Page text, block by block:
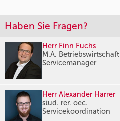
Haben Sie Fragen?
Herr Finn Fuchs
M.A. Betriebswirtschaft
Servicemanager
Herr Alexander Harrer
stud. rer. oec.
Servicekoordination